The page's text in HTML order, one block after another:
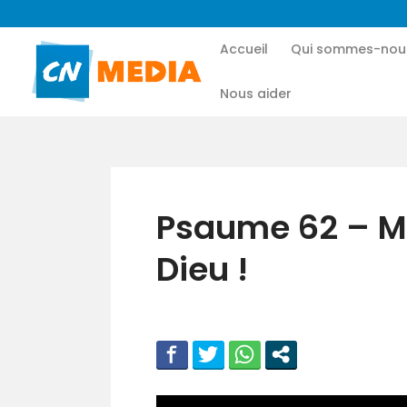
Accueil Qui sommes-
Nous aider
Psaume 62 –
Dieu !